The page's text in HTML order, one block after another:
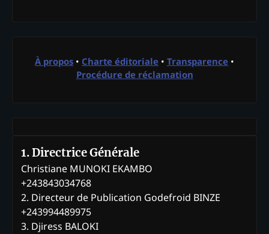
À propos • Charte éditoriale • Transparence •
Procédure de réclamation
1. Directrice Générale
Christiane MUNOKI EKAMBO
+243843034768
2. Directeur de Publication Godefroid BINZE
+243994489975
3. Djiress BALOKI